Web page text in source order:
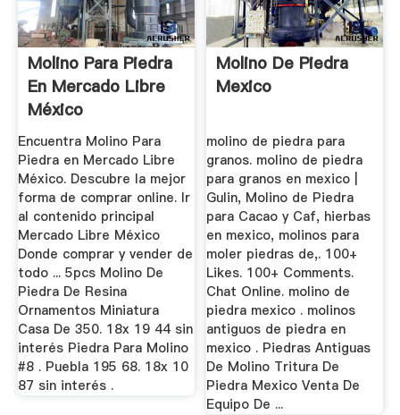
Molino Para Piedra
En Mercado Libre
México
Encuentra Molino Para
Piedra en Mercado Libre
México. Descubre la mejor
forma de comprar online. Ir
al contenido principal
Mercado Libre México
Donde comprar y vender de
todo ... 5pcs Molino De
Piedra De Resina
Ornamentos Miniatura
Casa De 350. 18x 19 44 sin
interés Piedra Para Molino
#8 . Puebla 195 68. 18x 10
87 sin interés .
Molino De Piedra
Mexico
molino de piedra para
granos. molino de piedra
para granos en mexico |
Gulin, Molino de Piedra
para Cacao y Caf, hierbas
en mexico, molinos para
moler piedras de,. 100+
Likes. 100+ Comments.
Chat Online. molino de
piedra mexico . molinos
antiguos de piedra en
mexico . Piedras Antiguas
De Molino Tritura De
Piedra Mexico Venta De
Equipo De ...